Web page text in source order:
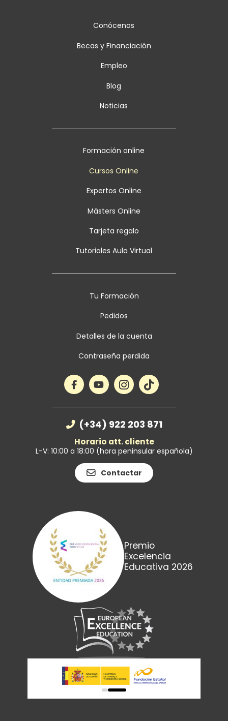
Conócenos
Becas y Financiación
Empleo
Blog
Noticias
Formación online
Cursos Online
Expertos Online
Másters Online
Tarjeta regalo
Tutoriales Aula Virtual
Tu Formación
Pedidos
Detalles de la cuenta
Contraseña perdida
(+34) 922 203 871
Horario att. cliente
L-V: 10:00 a 18:00 (hora peninsular española)
Contactar
Premio
Excelencia
Educativa 2026
0 1